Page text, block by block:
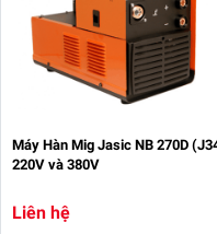
Máy Hàn Mig Jasic NB 270D
220V và 380V
Liên hệ